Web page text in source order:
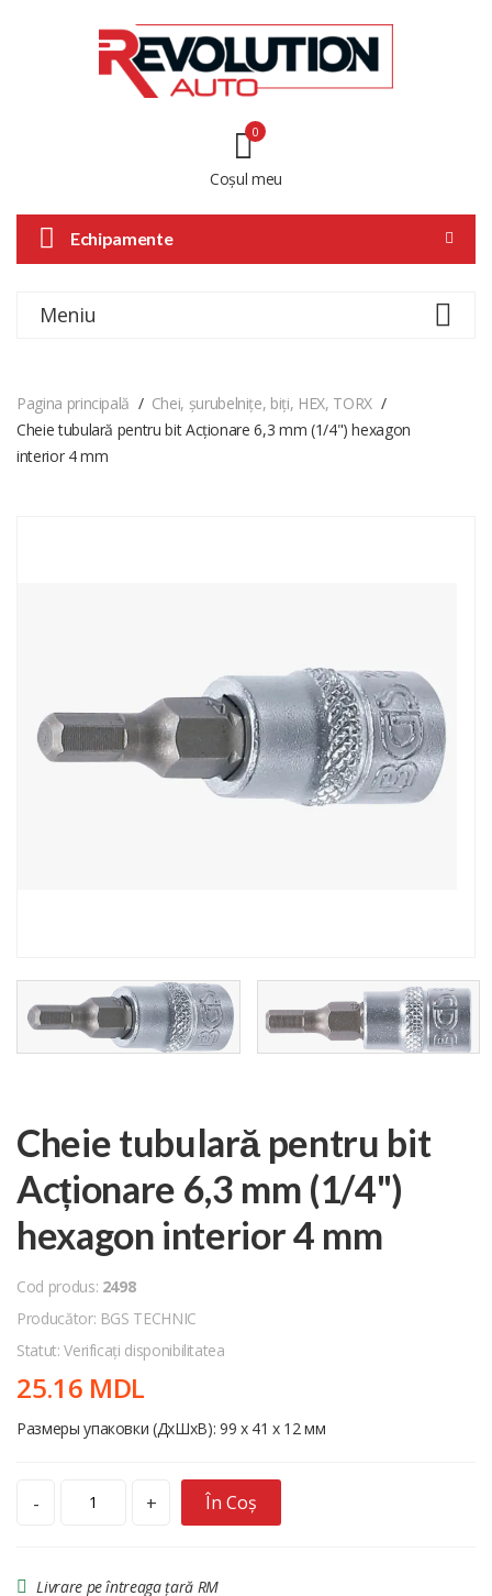
Coșul meu
0
Echipamente
Meniu
Pagina principală
Chei, șurubelnițe, biți, HEX, TORX
Cheie tubulară pentru bit Acționare 6,3 mm (1/4") hexagon
interior 4 mm
Cheie tubulară pentru bit
Acționare 6,3 mm (1/4")
hexagon interior 4 mm
Cod produs: 2498
Producător: BGS TECHNIC
Statut: Verificați disponibilitatea
25.16 MDL
Размеры упаковки (ДхШхВ): 99 x 41 x 12 мм
- + În Coș
Livrare pe întreaga țară RM